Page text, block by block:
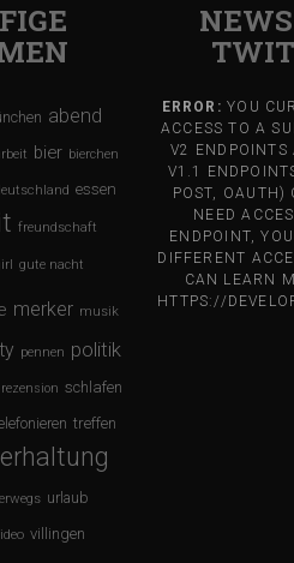
abend
bier bierchen
essen
freundschaft
gute nacht
merker musik
pennen politik
rezension schlafen
treffen
urlaub
villingen
ERROR: YOU
ACCESS TO A
V2 ENDPOINTS
V1.1
POST, OAUTH)
NEED
ENDPOINT,
DIFFERENT
CAN LEARN
HTTPS://